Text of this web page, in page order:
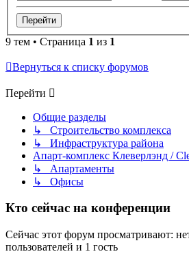
9 тем • Страница 1 из 1
Вернуться к списку форумов
Перейти
Общие разделы
↳ Строительство комплекса
↳ Инфраструктура района
Апарт-комплекс Клеверлэнд /
↳ Апартаменты
↳ Офисы
Кто сейчас на конференции
Сейчас этот форум просматривают:
пользователей и 1 гость